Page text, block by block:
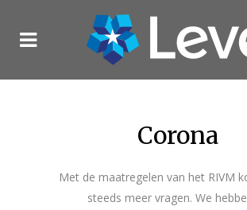
Corona
Met de maatregelen van het RIVM
steeds meer vragen. We